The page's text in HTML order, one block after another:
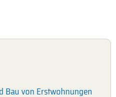
Bau von Erstwohnungen